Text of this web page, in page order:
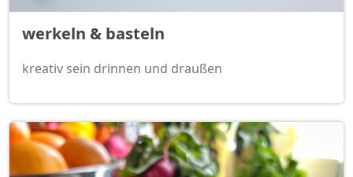
werkeln & basteln
kreativ sein drinnen und draußen